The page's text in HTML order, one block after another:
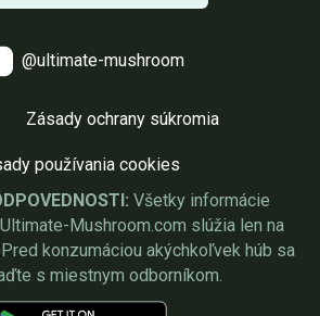
@ultimate-mushroom
Zásady ochrany súkromia
používania cookies
Všetky informácie
Mushroom.com slúžia len na
konzumáciou akýchkoľvek húb sa
s miestnym odborníkom.